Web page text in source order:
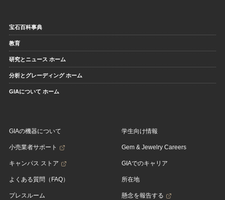
宝石百科事典
教育
研究とニュース ホーム
分析とグレーディング ホーム
GIAについて ホーム
GIAの機器について
小売業者サポート
キャンパス ストア
よくある質問（FAQ）
プレスルーム
学生向け情報
Gem & Jewelry Careers
GIAでのキャリア
所在地
懸念を報告する